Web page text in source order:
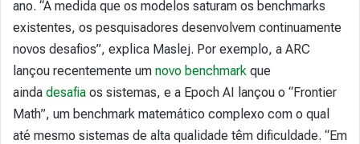
ano. “À medida que os modelos saturam os benchmarks
existentes, os pesquisadores desenvolvem continuamente
novos desafios”, explica Maslej. Por exemplo, a ARC
lançou recentemente um novo benchmark que
ainda desafia os sistemas, e a Epoch AI lançou o “Frontier
Math”, um benchmark matemático complexo com o qual
até mesmo sistemas de alta qualidade têm dificuldade. “Em